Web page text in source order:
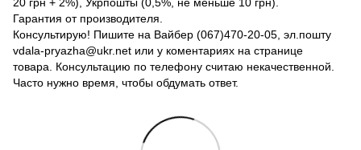
20 грн + 2%), Укрпошты (0,5%, не меньше 10 грн).
Гарантия от производителя.
Консультирую! Пишите на Вайбер (067)470-20-05, эл.пошту
vdala-pryazha@ukr.net или у коментариях на странице
товара. Консультацию по телефону считаю некачественной.
Часто нужно время, чтобы обдумать ответ.